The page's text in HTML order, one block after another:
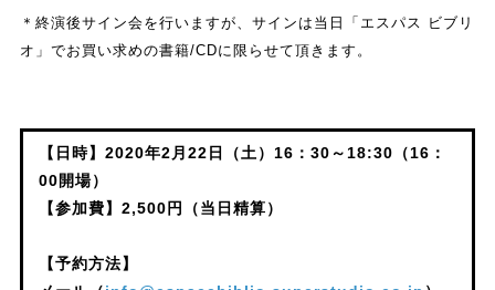
＊終演後サイン会を行いますが、サインは当日「エスパス ビブリ
オ」でお買い求めの書籍/CDに限らせて頂きます。
【日時】2020年2月22日（土）16：30～18:30（16：
00開場）
【参加費】2,500円（当日精算）
【予約方法】